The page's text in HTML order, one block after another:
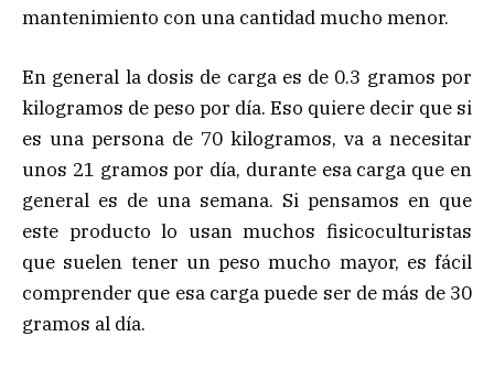
mantenimiento con una cantidad mucho menor.
En general la dosis de carga es de 0.3 gramos por
kilogramos de peso por día. Eso quiere decir que si
es una persona de 70 kilogramos, va a necesitar
unos 21 gramos por día, durante esa carga que en
general es de una semana. Si pensamos en que
este producto lo usan muchos fisicoculturistas
que suelen tener un peso mucho mayor, es fácil
comprender que esa carga puede ser de más de 30
gramos al día.